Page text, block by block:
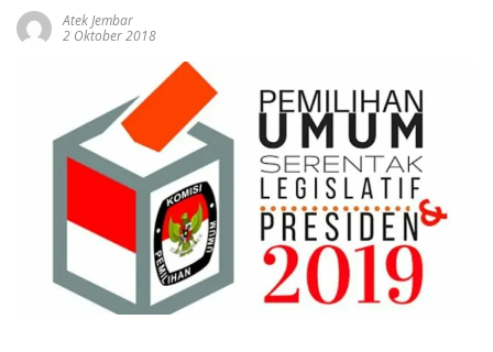
Atek Jembar
2 Oktober 2018